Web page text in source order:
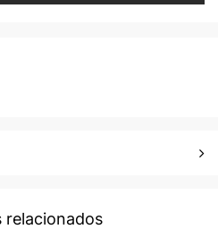
relacionados